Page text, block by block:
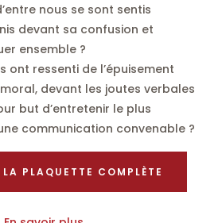
nous se sont sentis
devant sa confusion et
ensemble ?
ont ressenti de l’épuisement
devant les joutes verbales
but d’entretenir le plus
communication convenable ?
PLAQUETTE COMPLÈTE